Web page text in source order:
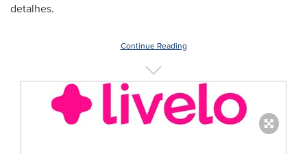
detalhes.
Continue Reading